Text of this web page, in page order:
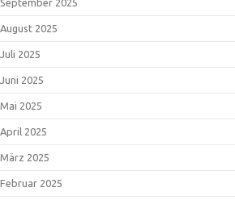
August 2025
Juli 2025
Juni 2025
Mai 2025
April 2025
März 2025
Februar 2025